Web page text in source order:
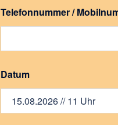
n
u
m
e
T
n
Telefonnummer /
Datum